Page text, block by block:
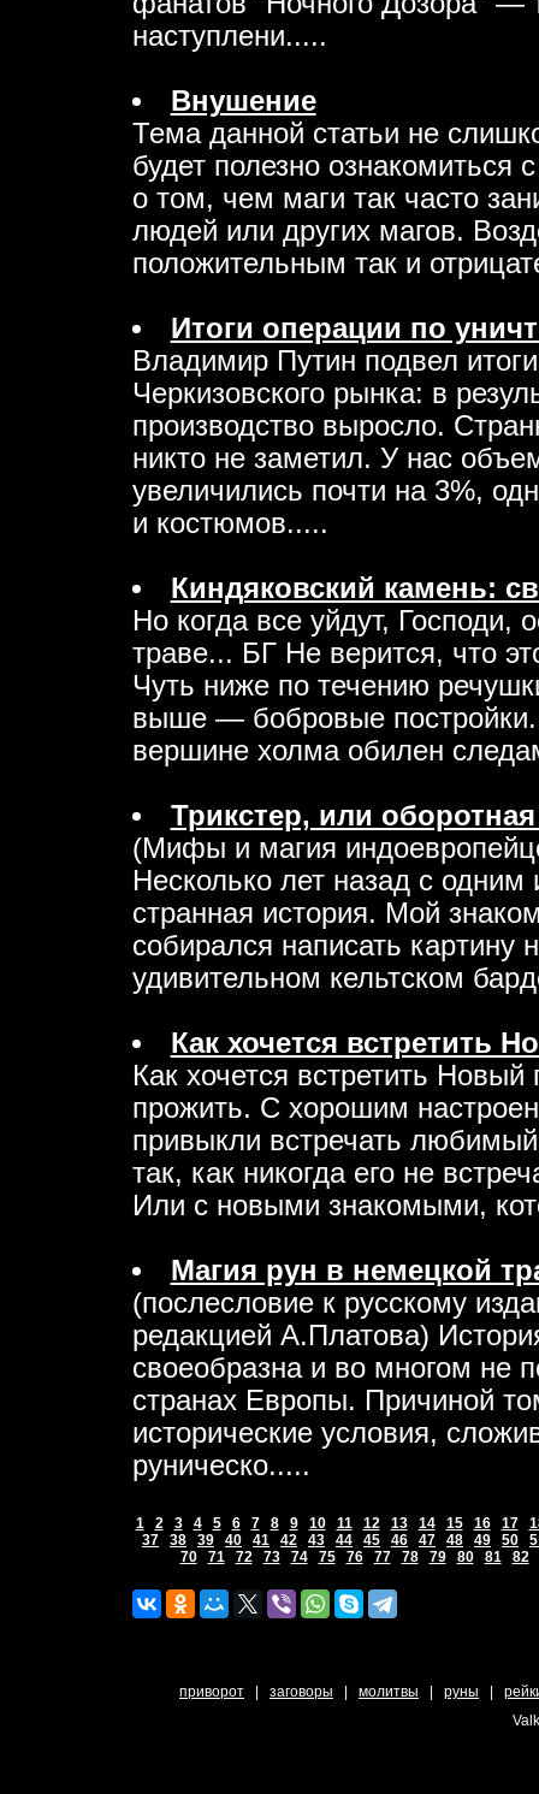
наступлени.....
Внушение
Тема данной статьи не
будет полезно ознакомиться
о том, чем маги так часто
людей или других магов.
положительным так и
Итоги операции по
Владимир Путин подвел
Черкизовского рынка: в
производство выросло.
никто не заметил. У нас
увеличились почти на 3%,
и костюмов.....
Киндяковский камень:
Но когда все уйдут,
траве... БГ Не верится, что
Чуть ниже по течению
выше — бобровые
вершине холма обилен
Трикстер, или
(Мифы и магия
Несколько лет назад с
стpанная истоpия. Мой
собиpался написать
удивительном кельтском
Как хочется встретить
Как хочется встретить Новый
прожить. С хорошим
привыкли встречать
так, как никогда его не
Или с новыми знакомыми,
Магия рун в немецкой
(послесловие к русскому
редакцией А.Платова)
своеобразна и во многом не
странах Европы. Причиной
исторические условия,
руническо.....
1 2 3 4 5 6 7 8 9 10 11 12 13 14 15 16 17
37
38 39 40 41 42 43 44 45 46 47 48 49 50
70
71 72 73 74 75 76 77 78 79 80 81 82
приворот заговоры молитвы руны